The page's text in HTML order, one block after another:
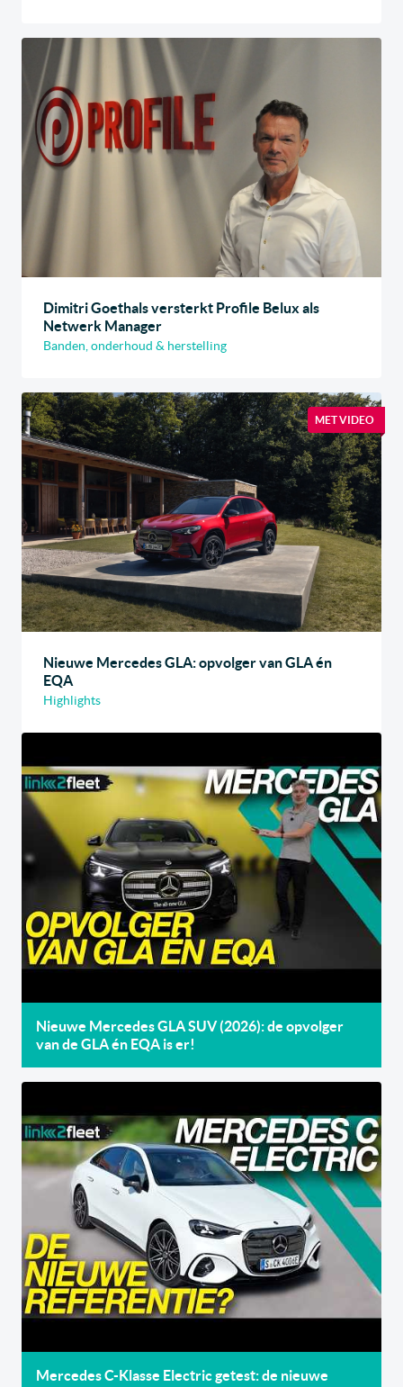
Dimitri Goethals versterkt Profile Belux als
Netwerk Manager
Banden, onderhoud & herstelling
MET VIDEO
Nieuwe Mercedes GLA: opvolger van GLA én
EQA
Highlights
Nieuwe Mercedes GLA SUV (2026): de opvolger
van de GLA én EQA is er!
Mercedes C-Klasse Electric getest: de nieuwe